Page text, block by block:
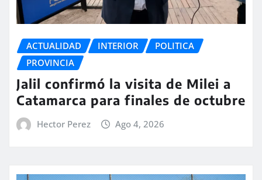
ACTUALIDAD INTERIOR
POLITICA
PROVINCIA
Jalil confirmó la visita de Milei a
Catamarca para finales de octubre
Hector Perez Ago 4, 2026